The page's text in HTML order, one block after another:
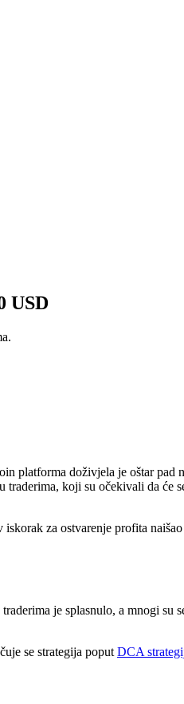
USD
platforma doživjela je oštar pad
koji su očekivali da će
za ostvarenje profita
je splasnulo, a mnogi su
se strategija poput DCA